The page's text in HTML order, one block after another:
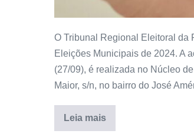
O Tribunal Regional Eleitoral da
Eleições Municipais de 2024. A
(27/09), é realizada no Núcleo
Maior, s/n, no bairro do José
Leia mais